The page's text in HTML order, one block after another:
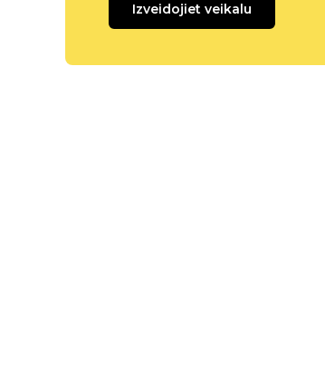
Izveidojiet veikalu